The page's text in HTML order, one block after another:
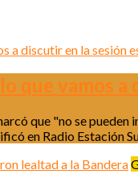
lo que vamos
que "no se
en Radio Estación